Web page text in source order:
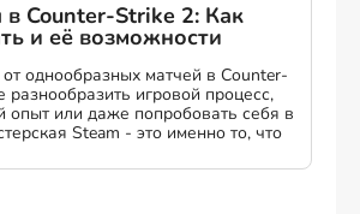
в Counter-Strike 2: Как
и её возможности
однообразных матчей в Counter-
разнообразить игровой процесс,
опыт или даже попробовать себя в
Steam - это именно то, что